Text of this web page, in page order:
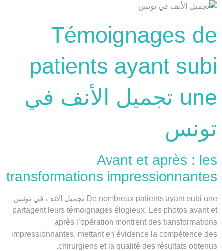
Témoignages de
patients ayant subi
une تجميل الأنف في
تونس
Avant et après : les
transformations impressionnantes
De nombreux patients ayant subi une تجميل الأنف في تونس
partagent leurs témoignages élogieux. Les photos avant et
après l’opération montrent des transformations
impressionnantes, mettant en évidence la compétence des
chirurgiens et la qualité des résultats obtenus.